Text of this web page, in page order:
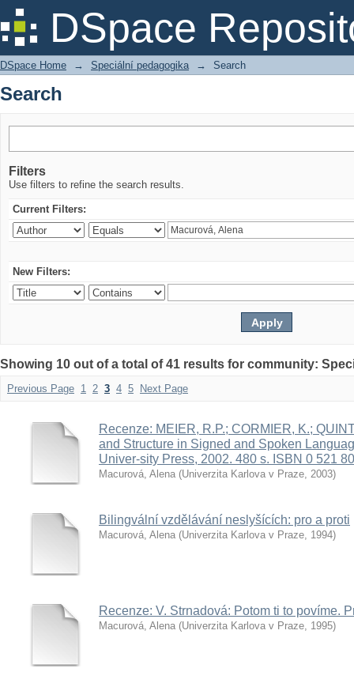
DSpace
Search
DSpace Home → Speciální pedagogika → Search
Search
Filters
Use filters to refine the search results.
Current Filters:
New Filters:
Showing 10 out of a total of 41 results for community:
Previous Page 1 2 3 4 5 Next Page
Recenze: MEIER, R.P.; CORMIER, K.;
and Structure in Signed and Spoken
Univer-sity Press, 2002. 480 s. ISBN 0 521
Macurová, Alena (Univerzita Karlova v Praze, 2003)
Bilingvální vzdělávání neslyšících: pro a proti
Macurová, Alena (Univerzita Karlova v Praze, 1994)
Recenze: V. Strnadová: Potom ti to povíme.
Macurová, Alena (Univerzita Karlova v Praze, 1995)